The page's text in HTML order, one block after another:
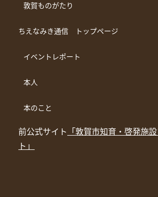
敦賀ものがたり
ちえなみき通信 トップページ
イベントレポート
本人
本のこと
前公式サイト 「敦賀市知育・啓発施
ト」